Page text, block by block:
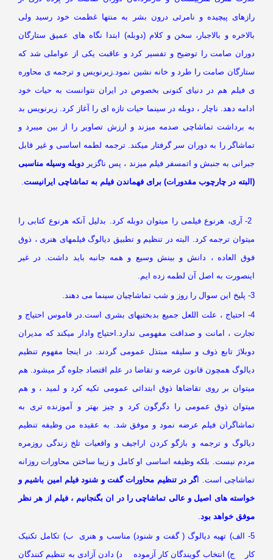
پیچیده و نامرئی درون بشر به منتها غظمت خود رسید ولی
و بالاجبار، سخن و کلام (دوبله) ابتدا نگاه های عمیق ستارگان
صامت را توضیح و تفسیر کرد و عاقبت یکی از عواملی شد که
صامت را طرد و خانه نشین نمود.زیرنویس و ترجمه ی محاوره
فیلم هم در دنیای کنونی بخصوص در ایران نتوانست به حیات خود
دهد. ناچار ، دوبله در سینما حیات تازه ای را آغاز کرد. زیرنویس بد
برداشت تماشاچی صدمه میزند و ارزش تصاویر را از بین میبرد و
را به دوران سر گرفتار میکند. ترجمه لطمه اساسی و غیر قابل
به جنبش و اتمسفر فیلم میزند ، پس ناگزیر دوبله وسیله مناسبی
در چارچوب مقدورات) برای فهماندن فیلم به تماشاچی ایرانیست
2- آری، هرنوع فیلمی را میتوان دوبله کرد. بدلیل آنکه هرنوع کتابی را
ترجمه کرد. البته در تنظیم و تطبیق دیالوگ فیلمهای هنری ، ذوق
العاده ، دانش و بینش وسیع و همه جانبه باید داشت. در غیر
به اصل آن لطمه زده ایم.
4- احتیاج ، علت اللعل جمیع بدبختیهای بشری است.در قاموس احتیاج و
، امانت و صداقت مفهومی ندارد.احتیاج وادار میکند که مدیران
تابع ذوف و سلیقه مبتذل عمومی گردند. در اینجا مفهوم تنظیم
همچون قانون عرضه و تقاضا در علم اقتصاد جلوه گر میشود. هم
بر روی تقاضاها ذوق ابتدائی عمومی تکیه کرد و لمید ، و هم
ذوق عمومی را دگرگون کرد و چیز بهتر و آموزنده تری به
فیلم عرضه نمود و موفق شد. به عقیده من وظیفه تنظیم
و ترجمه و بازگو کردن اراجیف و واقعیات تلخ زندگی روزمره
نیست. بلکه وظیفه اساسی او کامل و زیبا ساختن محاورات روزانه
است. اگر در تنظیم محاورات گفت و شنود فیلم امین باشیم و
های اصیل و عالی تماشاچی را در ان بگنجانیم ، فیلم از هر نظر
خواهد بود .
5- الف) تهیه دیالوگ ( گفت و شنود) مناسب و هنری ب) تکامل تکنیک
ج) انتخاب گویندگان کار آزموده د) دادن آزادی به تنظیم کنندگان